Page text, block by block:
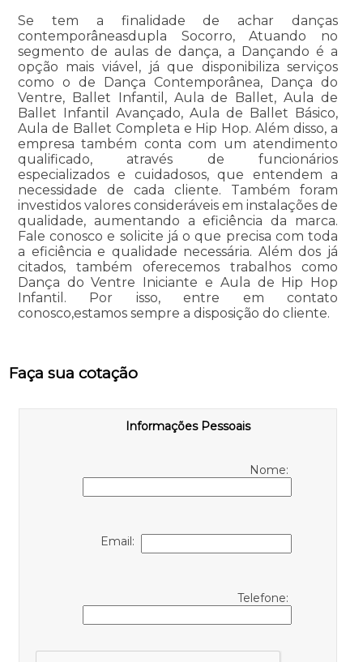
Se tem a finalidade de achar danças
contemporâneasdupla Socorro, Atuando no
segmento de aulas de dança, a Dançando é a
opção mais viável, já que disponibiliza serviços
como o de Dança Contemporânea, Dança do
Ventre, Ballet Infantil, Aula de Ballet, Aula de
Ballet Infantil Avançado, Aula de Ballet Básico,
Aula de Ballet Completa e Hip Hop. Além disso, a
empresa também conta com um atendimento
qualificado, através de funcionários
especializados e cuidadosos, que entendem a
necessidade de cada cliente. Também foram
investidos valores consideráveis em instalações de
qualidade, aumentando a eficiência da marca.
Fale conosco e solicite já o que precisa com toda
a eficiência e qualidade necessária. Além dos já
citados, também oferecemos trabalhos como
Dança do Ventre Iniciante e Aula de Hip Hop
Infantil. Por isso, entre em contato
conosco,estamos sempre a disposição do cliente.
Faça sua cotação
Informações Pessoais
Nome:
Email:
Telefone: